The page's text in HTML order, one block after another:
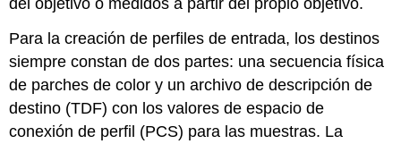
del objetivo o medidos a partir del propio objetivo.
Para la creación de perfiles de entrada, los destinos
siempre constan de dos partes: una secuencia física
de parches de color y un archivo de descripción de
destino (TDF) con los valores de espacio de
conexión de perfil (PCS) para las muestras. La